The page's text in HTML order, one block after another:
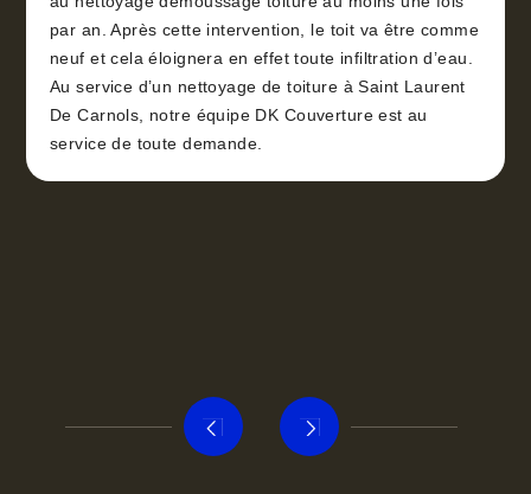
par an. Après cette intervention, le toit va être comme
neuf et cela éloignera en effet toute infiltration d’eau.
Au service d’un nettoyage de toiture à Saint Laurent
De Carnols, notre équipe DK Couverture est au
service de toute demande.